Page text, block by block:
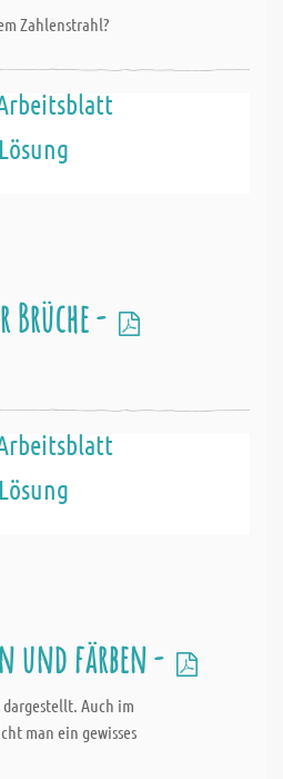
Zahlenstrahl?
Lösung
Brüche -
Lösung
und färben -
Auch im
man ein gewisses